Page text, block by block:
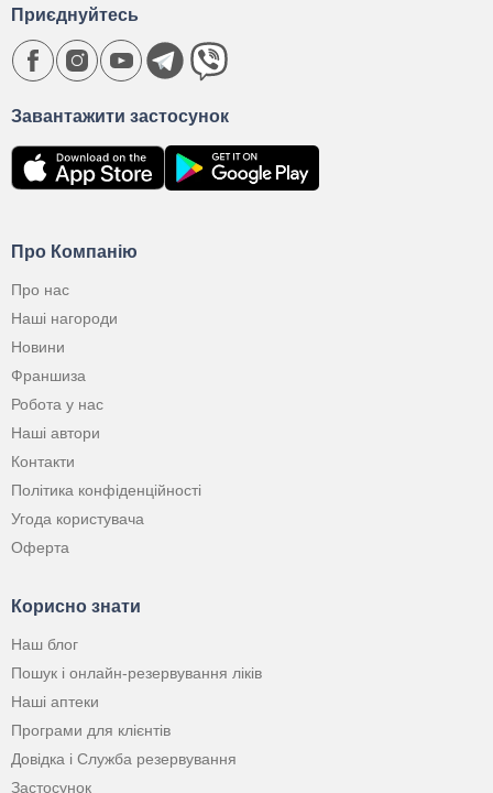
Про Компанію
Про нас
Наші нагороди
Новини
Франшиза
Робота у нас
Наші автори
Контакти
Політика конфіденційності
Угода користувача
Оферта
Корисно знати
Наш блог
Пошук і онлайн-резервування ліків
Наші аптеки
Програми для клієнтів
Довідка і Служба резервування
Застосунок
Завантажити застосунок
Приєднуйтесь